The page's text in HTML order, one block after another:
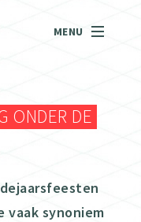
MENU
ONDER DE
synoniem